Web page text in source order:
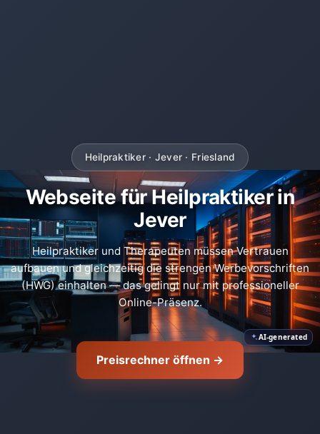
AI-generated
🛡️
Heilpraktiker · Jever · Friesland
Webseite für Heilpraktiker in
Jever
Heilpraktiker und Therapeuten müssen Vertrauen
aufbauen und gleichzeitig die strengen Werbevorschriften
(HWG) einhalten — das gelingt nur mit professioneller
Online-Präsenz.
Preisrechner öffnen →